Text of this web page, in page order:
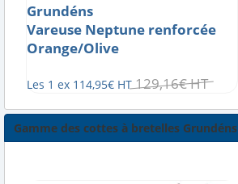
Grundéns
Vareuse Neptune renforcée
Orange/Olive
Les 1 ex 114,95€ HT 129,16€HT
Gamme des cottes à bretelles Grundéns